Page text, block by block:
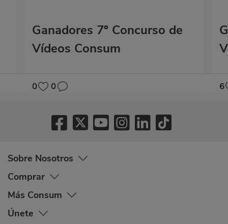
Ganadores 7º Concurso de
Vídeos Consum
0 0 6
Sobre Nosotros
Comprar
Más Consum
Únete